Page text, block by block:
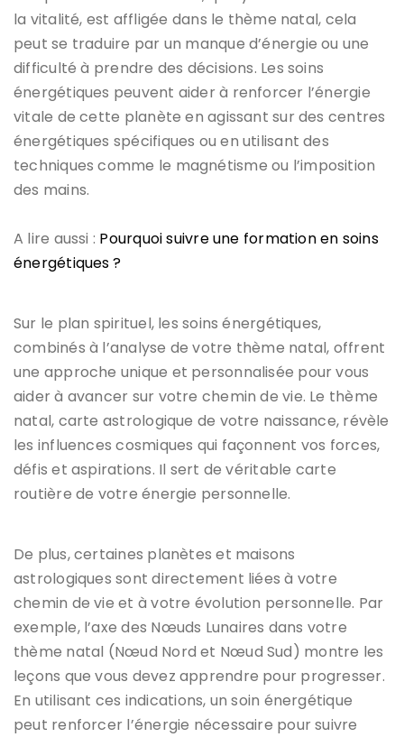
la vitalité, est affligée dans le thème natal, cela
peut se traduire par un manque d’énergie ou une
difficulté à prendre des décisions. Les soins
énergétiques peuvent aider à renforcer l’énergie
vitale de cette planète en agissant sur des centres
énergétiques spécifiques ou en utilisant des
techniques comme le magnétisme ou l’imposition
des mains.
A lire aussi : Pourquoi suivre une formation en soins
énergétiques ?
Sur le plan spirituel, les soins énergétiques,
combinés à l’analyse de votre thème natal, offrent
une approche unique et personnalisée pour vous
aider à avancer sur votre chemin de vie. Le thème
natal, carte astrologique de votre naissance, révèle
les influences cosmiques qui façonnent vos forces,
défis et aspirations. Il sert de véritable carte
routière de votre énergie personnelle.
De plus, certaines planètes et maisons
astrologiques sont directement liées à votre
chemin de vie et à votre évolution personnelle. Par
exemple, l’axe des Nœuds Lunaires dans votre
thème natal (Nœud Nord et Nœud Sud) montre les
leçons que vous devez apprendre pour progresser.
En utilisant ces indications, un soin énergétique
peut renforcer l’énergie nécessaire pour suivre